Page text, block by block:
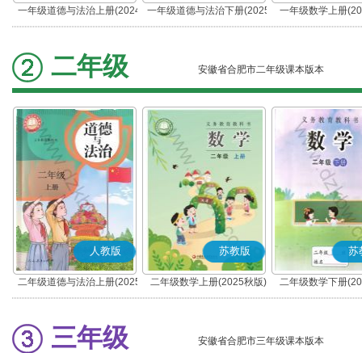
一年级道德与法治上册(2024
秋版)(部编版)
一年级道德与法治下册(2025
春版)(部编版)
一年级数学上册
二年级 安徽省合肥市二年级课本版本
人教版
二年级道德与法治上册(2025
秋版)(部编版)
苏教版
二年级数学上册(2025秋版)
苏
二年级数学下册
三年级 安徽省合肥市三年级课本版本